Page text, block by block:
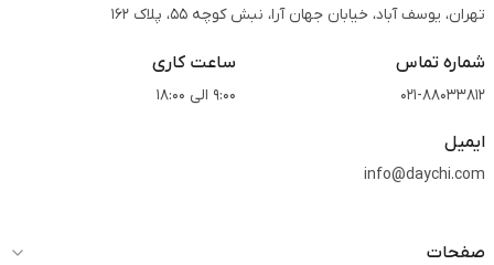
تهران، یوسف آباد، خیابان جهان آرا، نبش کوچه 55، پلاک 162
شماره تماس
021-88033812
ساعت کاری
9:00 الی 18:00
ایمیل
info@daychi.com
صفحات